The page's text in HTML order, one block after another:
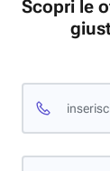
Scopri le